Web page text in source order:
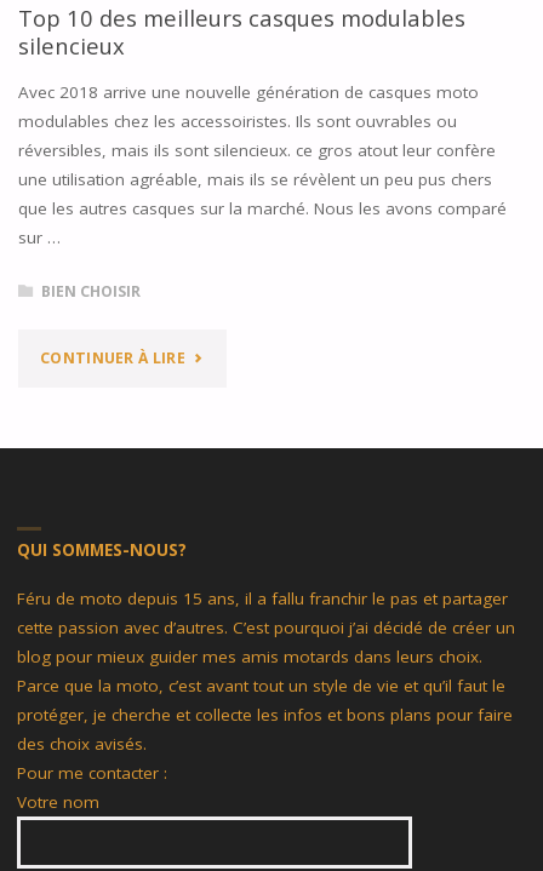
Top 10 des meilleurs casques modulables
silencieux
Avec 2018 arrive une nouvelle génération de casques moto
modulables chez les accessoiristes. Ils sont ouvrables ou
réversibles, mais ils sont silencieux. ce gros atout leur confère
une utilisation agréable, mais ils se révèlent un peu pus chers
que les autres casques sur la marché. Nous les avons comparé
sur …
BIEN CHOISIR
CONTINUER À LIRE"TOP
DES
CASQUES
MODULABLES
QUI SOMMES-NOUS?
Féru de moto depuis 15 ans, il a fallu franchir le pas et partager
cette passion avec d’autres. C’est pourquoi j’ai décidé de créer un
blog pour mieux guider mes amis motards dans leurs choix.
Parce que la moto, c’est avant tout un style de vie et qu’il faut le
protéger, je cherche et collecte les infos et bons plans pour faire
des choix avisés.
Pour me contacter :
Votre nom